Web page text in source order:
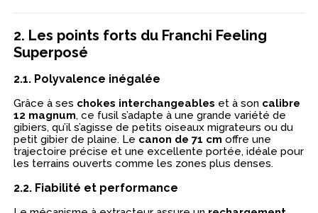
2. Les points forts du Franchi Feeling
Superposé
2.1. Polyvalence inégalée
Grâce à ses chokes interchangeables et à son calibre
12 magnum, ce fusil s’adapte à une grande variété de
gibiers, qu’il s’agisse de petits oiseaux migrateurs ou du
petit gibier de plaine. Le canon de 71 cm offre une
trajectoire précise et une excellente portée, idéale pour
les terrains ouverts comme les zones plus denses.
2.2. Fiabilité et performance